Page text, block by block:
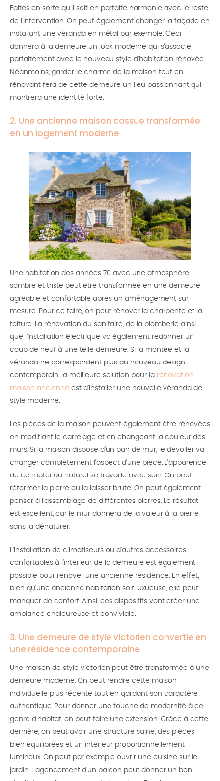
Faites en sorte qu’il soit en parfaite harmonie avec le reste
de l’intervention. On peut également changer la façade en
installant une véranda en métal par exemple. Ceci
donnera à la demeure un look moderne qui s’associe
parfaitement avec le nouveau style d’habitation rénovée.
Néanmoins, garder le charme de la maison tout en
rénovant fera de cette demeure un lieu passionnant qui
montrera une identité forte.
2. Une ancienne maison cossue transformée
en un logement moderne
Une habitation des années 70 avec une atmosphère
sombre et triste peut être transformée en une demeure
agréable et confortable après un aménagement sur
mesure. Pour ce faire, on peut rénover la charpente et la
toiture. La rénovation du sanitaire, de la plomberie ainsi
que l’installation électrique va également redonner un
coup de neuf à une telle demeure. Si la montée et la
véranda ne correspondent plus au nouveau design
contemporain, la meilleure solution pour la rénovation
maison ancienne est d’installer une nouvelle véranda de
style moderne.
Les pièces de la maison peuvent également être rénovées
en modifiant le carrelage et en changeant la couleur des
murs. Si la maison dispose d’un pan de mur, le dévoiler va
changer complètement l’aspect d’une pièce. L’apparence
de ce matériau naturel se travaille avec soin. On peut
réformer la pierre ou la laisser brute. On peut également
penser à l’assemblage de différentes pierres. Le résultat
est excellent, car le mur donnera de la valeur à la pierre
sans la dénaturer.
L’installation de climatiseurs ou d’autres accessoires
confortables à l’intérieur de la demeure est également
possible pour rénover une ancienne résidence. En effet,
bien qu’une ancienne habitation soit luxueuse, elle peut
manquer de confort. Ainsi, ces dispositifs vont créer une
ambiance chaleureuse et conviviale.
3. Une demeure de style victorien convertie en
une résidence contemporaine
Une maison de style victorien peut être transformée à une
demeure moderne. On peut rendre cette maison
individuelle plus récente tout en gardant son caractère
authentique. Pour donner une touche de modernité à ce
genre d’habitat, on peut faire une extension. Grâce à cette
dernière, on peut avoir une structure saine, des pièces
bien équilibrées et un intérieur proportionnellement
lumineux. On peut par exemple ouvrir une cuisine sur le
jardin. L’agencement d’un balcon peut donner un bon